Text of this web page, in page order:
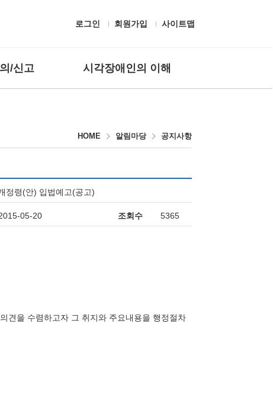
로그인 회원가입 사이트맵
/신고 시각장애인의 이해
편의시설
시각장애인 응대
HOME 알림마당 공지사항
정령(안) 입법예고(공고)
05-20 조회수 5365
견을 수렴하고자 그 취지와 주요내용을 행정절차